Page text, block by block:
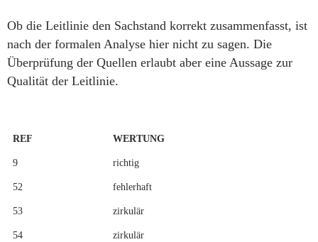
Ob die Leitlinie den Sachstand korrekt zusammenfasst, ist
nach der formalen Analyse hier nicht zu sagen. Die
Überprüfung der Quellen erlaubt aber eine Aussage zur
Qualität der Leitlinie.
REF WERTUNG
9 richtig
52 fehlerhaft
53 zirkulär
54 zirkulär